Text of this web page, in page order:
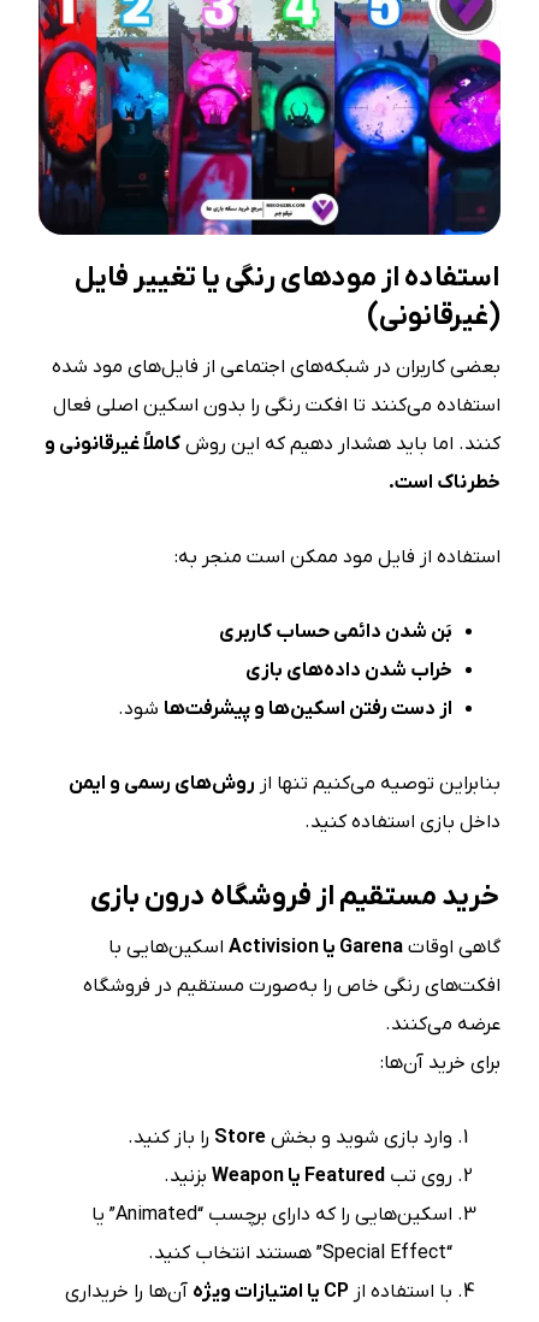
استفاده از مودهای رنگی یا تغییر فایل
(غیرقانونی)
بعضی کاربران در شبکه‌های اجتماعی از فایل‌های مود شده
استفاده می‌کنند تا افکت رنگی را بدون اسکین اصلی فعال
کنند. اما باید هشدار دهیم که این روشکاملاً غیرقانونی و
خطرناک است.
استفاده از فایل مود ممکن است منجر به:
بَن شدن دائمی حساب کاربری
خراب شدن داده‌های بازی
از دست رفتن اسکین‌ها و پیشرفت‌ها شود.
بنابراین توصیه می‌کنیم تنها از روش‌های رسمی و ایمن
داخل بازی استفاده کنید.
خرید مستقیم از فروشگاه درون بازی
گاهی اوقاتGarena یا Activision
اسکین‌هایی با
افکت‌های رنگی خاص را به‌صورت مستقیم در فروشگاه
عرضه می‌کنند.
برای خرید آن‌ها:
وارد بازی شوید و بخشStore را باز کنید.
روی تبFeatured یا Weapon
بزنید.
اسکین‌هایی را که دارای برچسب “Animated” یا
“Special Effect” هستند انتخاب کنید.
با استفاده ازCP یا امتیازات ویژه آن‌ها را خریداری